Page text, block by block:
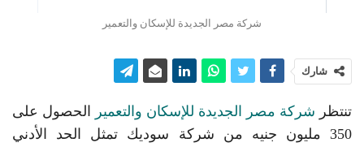
شركة مصر الجديدة للإسكان والتعمير
شارك
تنتظر شركة مصر الجديدة للإسكان والتعمير الحصول على
350 مليون جنيه من شركة سوديك تمثل الحد الأدني